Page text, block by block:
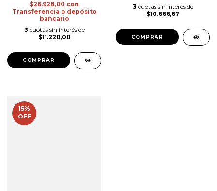
$26.928,00 con
Transferencia o depósito
bancario
3 cuotas sin interés de
$11.220,00
COMPRAR
3 cuotas sin interés de
$10.666,67
COMPRAR
15%
OFF